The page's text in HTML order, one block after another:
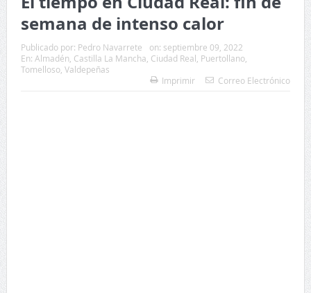
semana de intenso calor
Publicado por: Pedro Navarrete on: septiembre 09, 2022
En: Almadén Castilla La Mancha Ciudad Real Puertollano,
Tomelloso, Valdepeñas
Imprimir
Correo Electrónico